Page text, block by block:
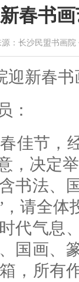
春书
：长沙民盟书画院
迎新春
：
佳节，
，决定
书法、
请全体
代气息
国画、
箱，所